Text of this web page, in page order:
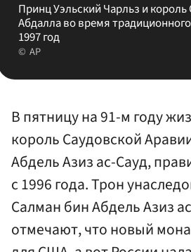
Принц Уэльский Чарльз и
Абдалла во время
1997 год
AP
В пятницу на 91-м году
король Саудовской
Абдель Азиз ас-Сауд,
с 1996 года. Трон
Салман бин Абдель Азиз
отмечают, что новый